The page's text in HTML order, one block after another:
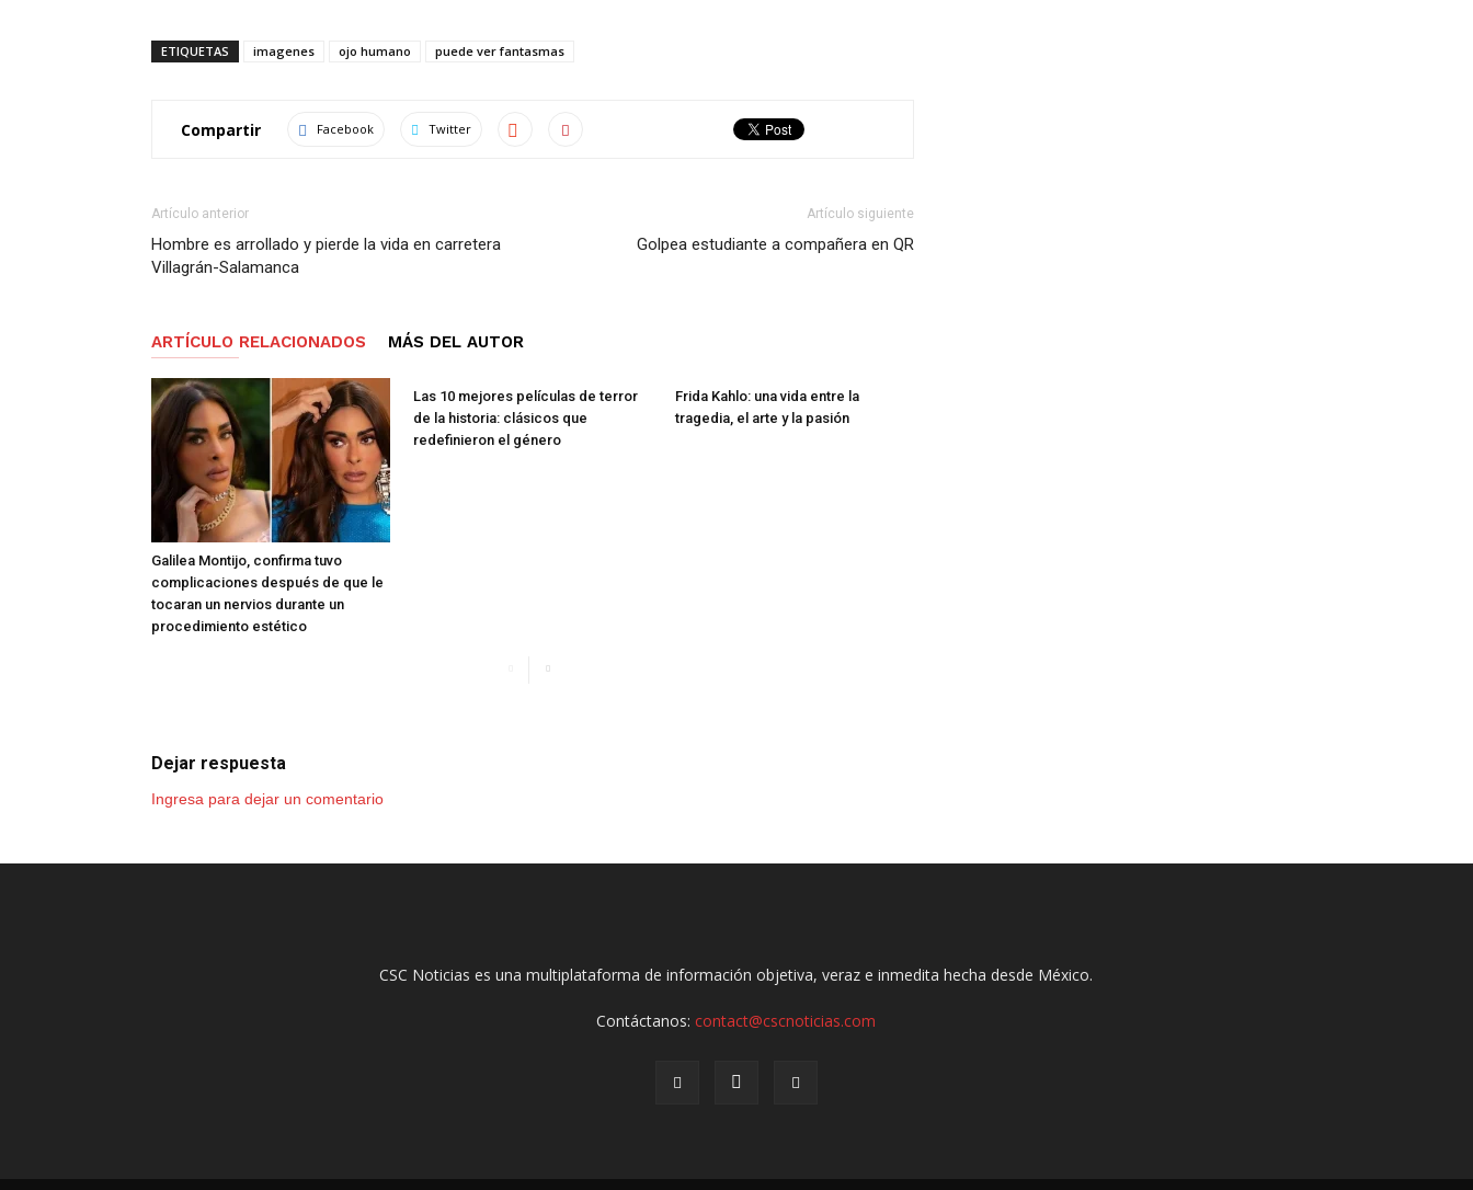
ETIQUETAS imagenes ojo humano puede ver fantasmas
Compartir Facebook Twitter
Artículo anterior
Hombre es arrollado y pierde la vida en carretera
Villagrán-Salamanca
Artículo siguiente
Golpea estudiante a compañera en QR
ARTÍCULO RELACIONADOS MÁS DEL AUTOR
Galilea Montijo, confirma tuvo
complicaciones después de que le
tocaran un nervios durante un
procedimiento estético
Las 10 mejores películas de terror
de la historia: clásicos que
redefinieron el género
Frida Kahlo: una vida entre la
tragedia, el arte y la pasión
Dejar respuesta
Ingresa para dejar un comentario
CSC Noticias es una multiplataforma de información objetiva, veraz e inmedita hecha desde México.
Contáctanos:contact@cscnoticias.com